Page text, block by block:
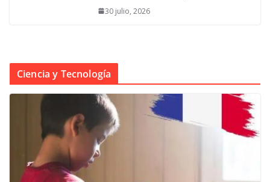
30 julio, 2026
Ciencia y Tecnología